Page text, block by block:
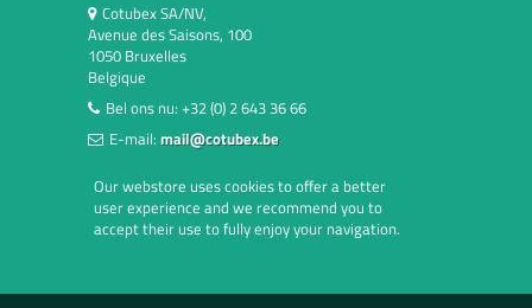
Cotubex SA/NV,
Avenue des Saisons, 100
1050 Bruxelles
Belgique
Bel ons nu: +32 (0) 2 643 36 66
E-mail: mail@cotubex.be
Our webstore uses cookies to offer a better
user experience and we recommend you to
accept their use to fully enjoy your navigation.